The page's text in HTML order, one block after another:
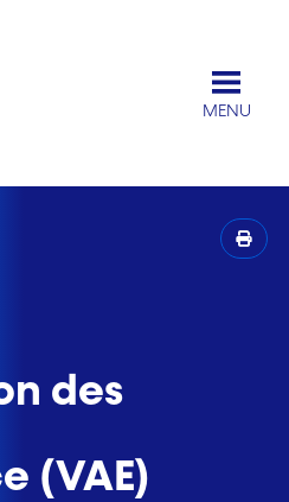
MENU
des
(VAE)